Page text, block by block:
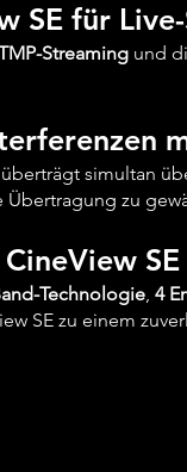
SE für
Streaming und
simultan
zu
Technologie, 4
SE zu einem